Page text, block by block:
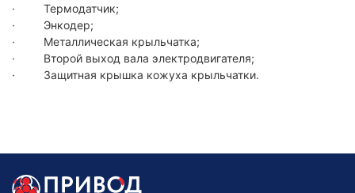
· Термодатчик;
· Энкодер;
· Металлическая крыльчатка;
· Второй выход вала электродвигателя;
· Защитная крышка кожуха крыльчатки.